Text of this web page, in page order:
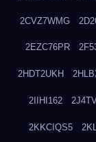
2CVZ7WMG
2EZC76PR
2HDT2UKH
2IIHI162
2KKCIQS5